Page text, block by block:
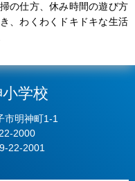
の仕方、休み時間の遊び方
、わくわくドキドキな生活
学校
市明神町1-1
2000
22-2001